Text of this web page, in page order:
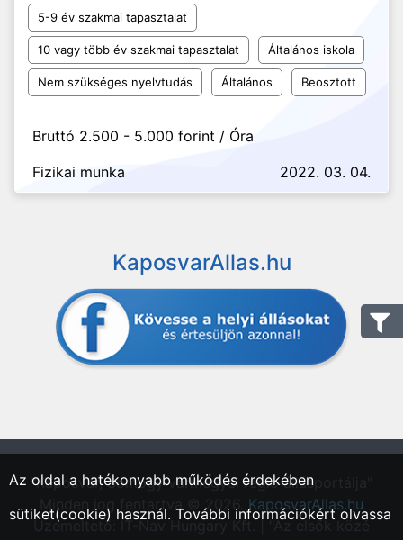
5-9 év szakmai tapasztalat
10 vagy több év szakmai tapasztalat Általános iskola
Nem szükséges nyelvtudás Általános Beosztott
Bruttó 2.500 - 5.000 forint / Óra
Fizikai munka
2022. 03. 04.
KaposvarAllas.hu
"Kaposvár, Somogy vármegyei régió állásportálja"
Minden jog fentartva © 2026. KaposvarAllas.hu
Üzemeltető: IT-Nav Hungary Kft. | "Az elsők közé
Az oldal a hatékonyabb működés érdekében
sütiket(cookie) használ. További információkért olvassa